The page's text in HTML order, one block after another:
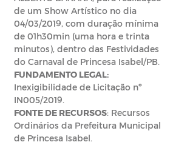
de um Show Artístico no dia
04/03/2019, com duração mínima
de 01h30min (uma hora e trinta
minutos), dentro das Festividades
do Carnaval de Princesa Isabel/PB.
FUNDAMENTO LEGAL:
Inexigibilidade de Licitação nº
IN005/2019.
FONTE DE RECURSOS: Recursos
Ordinários da Prefeitura Municipal
de Princesa Isabel.